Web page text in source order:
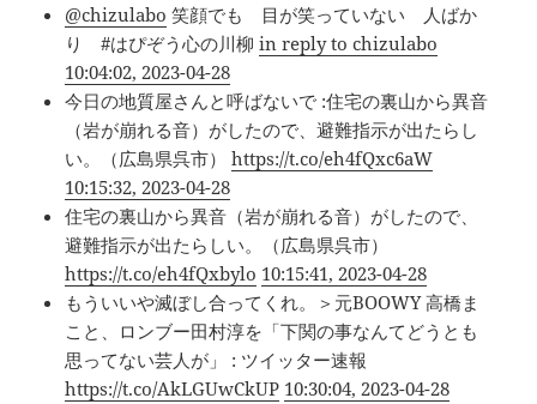
@chizulabo 笑顔でも 目が笑っていない 人ばか
り #はぴぞう心の川柳in reply to chizulabo
10:04:02, 2023-04-28
今日の地質屋さんと呼ばないで :住宅の裏山から異音
（岩が崩れる音）がしたので、避難指示が出たらし
い。（広島県呉市）https://t.co/eh4fQxc6aW
10:15:32, 2023-04-28
住宅の裏山から異音（岩が崩れる音）がしたので、
避難指示が出たらしい。（広島県呉市）
https://t.co/eh4fQxbylo 10:15:41, 2023-04-28
もういいや滅ぼし合ってくれ。＞元BOOWY 高橋ま
こと、ロンブー田村淳を「下関の事なんてどうとも
思ってない芸人が」 : ツイッター速報
https://t.co/AkLGUwCkUP 10:30:04, 2023-04-28